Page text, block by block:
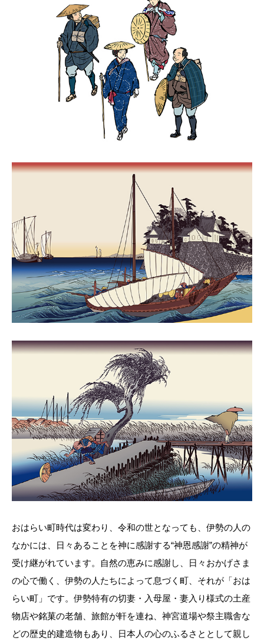
おはらい町時代は変わり、令和の世となっても、伊勢の人の
なかには、日々あることを神に感謝する“神恩感謝”の精神が
受け継がれています。自然の恵みに感謝し、日々おかげさま
の心で働く、伊勢の人たちによって息づく町、それが「おは
らい町」です。伊勢特有の切妻・入母屋・妻入り様式の土産
物店や銘菓の老舗、旅館が軒を連ね、神宮道場や祭主職舎な
どの歴史的建造物もあり、日本人の心のふるさととして親し